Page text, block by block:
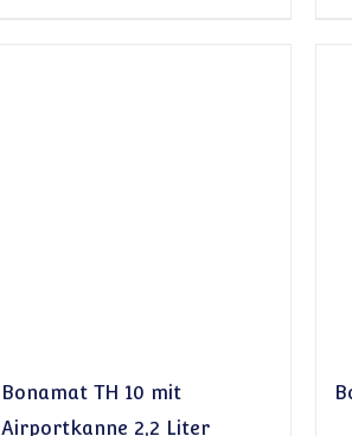
Bonamat TH 10 mit
Airportkanne 2,2 Liter